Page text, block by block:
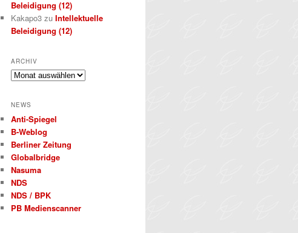
Beleidigung (12)
Kakapo3 zuIntellektuelle
Beleidigung (12)
ARCHIV
Archiv
NEWS
Anti-Spiegel
B‑Weblog
Berliner Zeitung
Globalbridge
Nasuma
NDS
NDS / BPK
PB Medienscanner